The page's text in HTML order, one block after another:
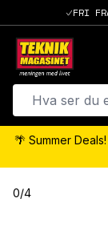
FRI
🌴 Summer
0/4